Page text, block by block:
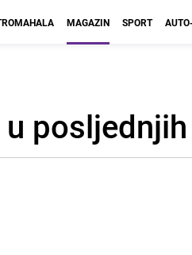
MAGAZIN SPORT